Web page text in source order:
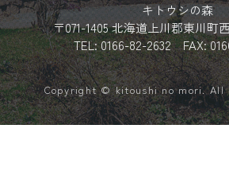
キトウシの森
〒071-1405 北海道上川郡東川町
TEL: 0166-82-2632 FAX:
Copyright © kitoushi no mori. All